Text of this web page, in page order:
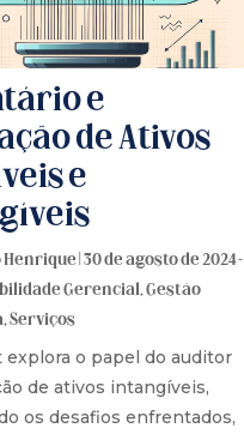
e
de Ativos
e
Henrique |30 de agosto de 2024 -
Gerencial,Gestão
,Serviços
explora o papel do auditor
de ativos intangíveis,
os desafios enfrentados,